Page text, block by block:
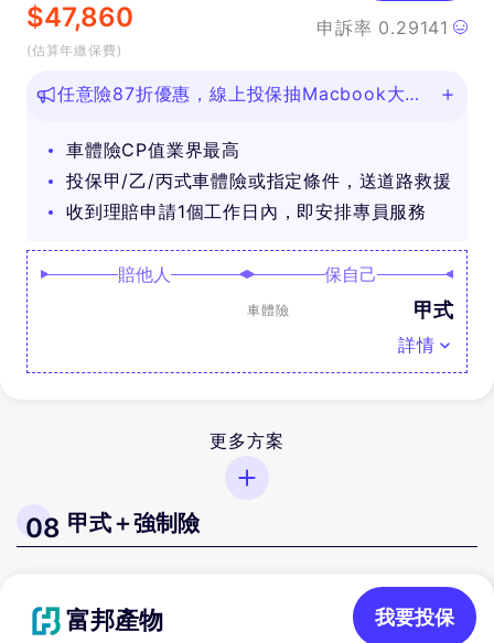
$47,860
(估算年繳保費)
申訴率 0.29141
任意險87折優惠，線上投保抽Macbook大
車體險CP值業界最高
投保甲/乙/丙式車體險或指定條件，送道路救援
收到理賠申請1個工作日內，即安排專員服務
賠他人 保自己
車體險 甲式
詳情
更多方案
08 甲式＋強制險
富邦產物 我要投保